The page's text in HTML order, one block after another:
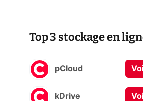
Top 3 stockage en
pCloud
kDrive